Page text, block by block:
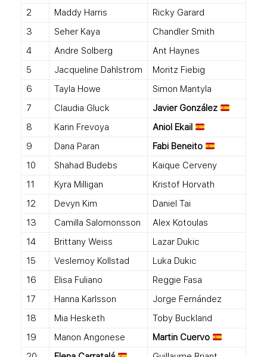
2
Maddy Harris
Ricky Garard
3
Seher Kaya
Chandler Smith
4
Andre Solberg
Ant Haynes
5
Jacqueline Dahlstrom
Moritz Fiebig
6
Tayla Howe
Simon Mantyla
7
Claudia Gluck
Javier González
8
Karin Frevoya
Aniol Ekail
9
Dana Paran
Fabi Beneito
10
Shahad Budebs
Kaique Cerveny
11
Kyra Milligan
Kristof Horvath
12
Devyn Kim
Daniel Tai
13
Camilla Salomonsson
Alex Kotoulas
14
Brittany Weiss
Lazar Dukic
15
Veslemoy Kollstad
Luka Dukic
16
Elisa Fuliano
Reggie Fasa
17
Hanna Karlsson
Jorge Fernández
18
Mia Hesketh
Toby Buckland
19
Manon Angonese
Martin Cuervo